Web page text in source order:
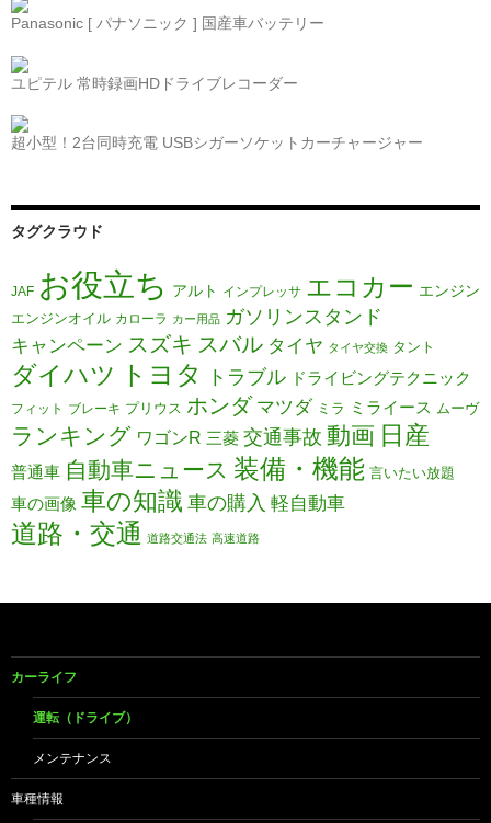
Panasonic [ パナソニック ] 国産車バッテリー
ユピテル 常時録画HDドライブレコーダー
超小型！2台同時充電 USBシガーソケットカーチャージャー
タグクラウド
JAF お役立ち アルト インプレッサ エコカー エンジン
エンジンオイル カローラ カー用品 ガソリンスタンド
キャンペーン スズキ スバル タイヤ タイヤ交換 タント
ダイハツ トヨタ トラブル ドライビングテクニック
フィット ブレーキ プリウス ホンダ マツダ ミラ ミライース ムーヴ
ランキング ワゴンR 三菱 交通事故 動画 日産
普通車 自動車ニュース 装備・機能 言いたい放題
車の画像 車の知識 車の購入 軽自動車
道路・交通 道路交通法 高速道路
カーライフ
運転（ドライブ）
メンテナンス
車種情報